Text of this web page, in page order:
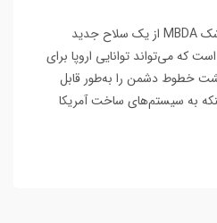
شرکت اروپایی تولیدکننده موشک MBDA از یک سلاح جدید
که می‌تواند توانایی اروپا برای
خطوط دشمن را به‌طور قابل
به سیستم‌های ساخت آمریکا